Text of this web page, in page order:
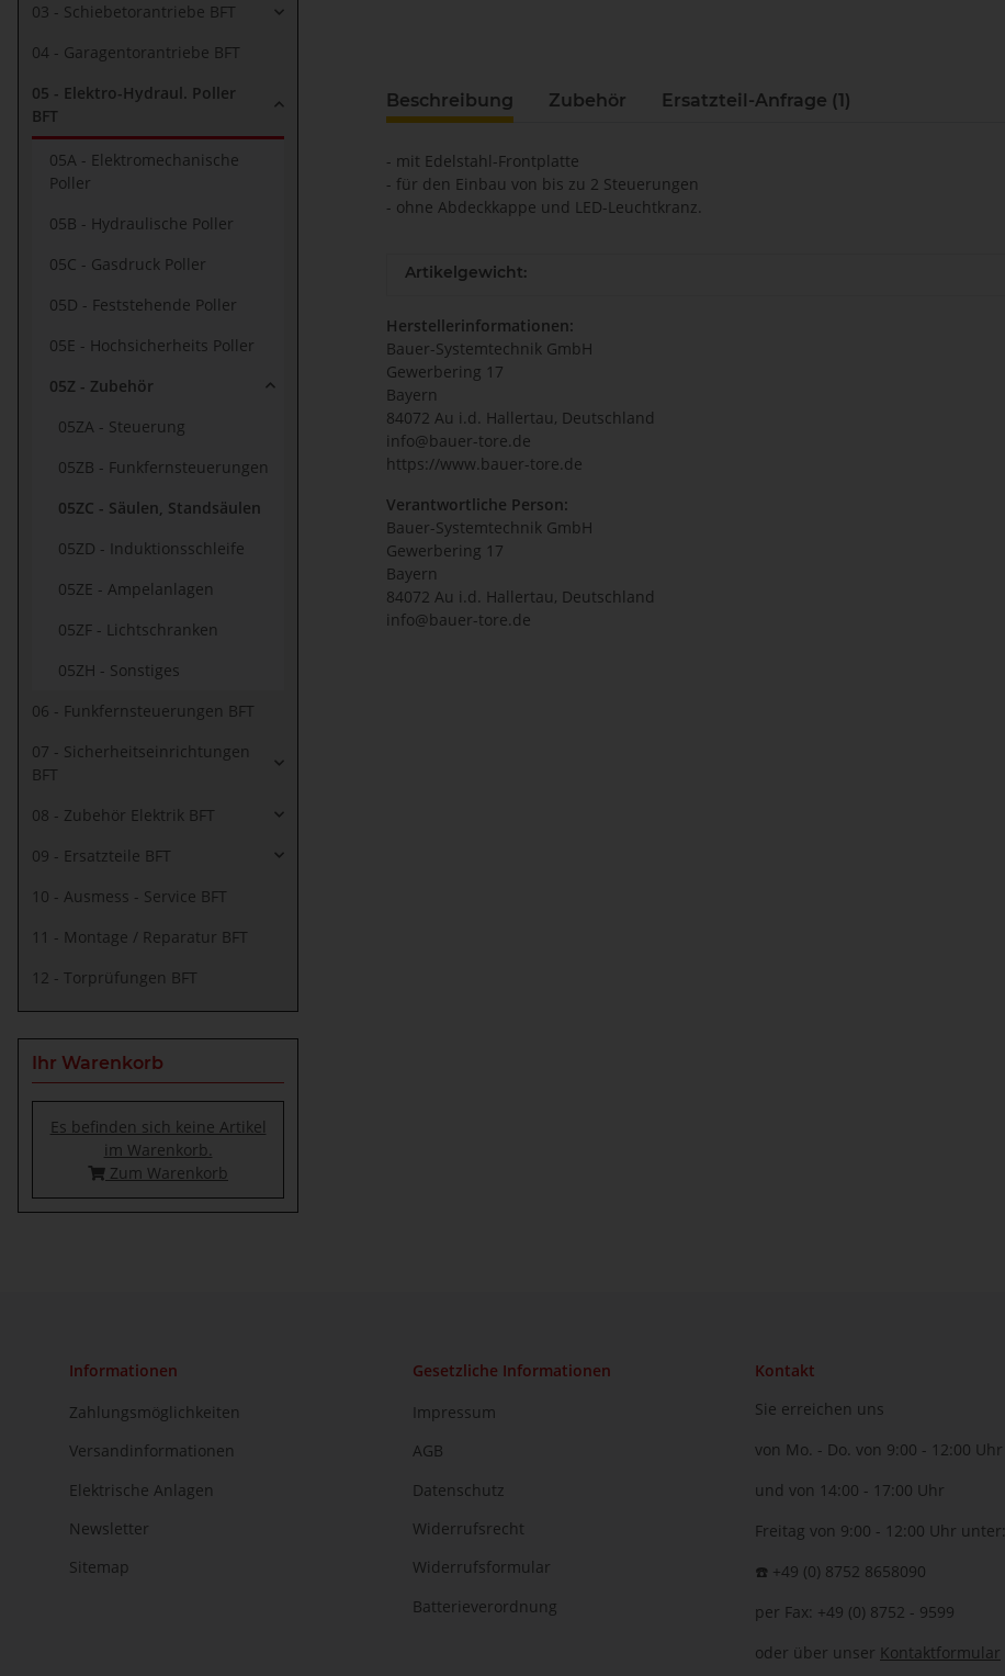
Beschreibung Zubehör Ersatzteil-Anfrage (1)
- mit Edelstahl-Frontplatte
- für den Einbau von bis zu 2 Steuerungen
- ohne Abdeckkappe und LED-Leuchtkranz.
Artikelgewicht:
Herstellerinformationen:
Bauer-Systemtechnik GmbH
Gewerbering 17
Bayern
84072 Au i.d. Hallertau, Deutschland
info@bauer-tore.de
https://www.bauer-tore.de
Verantwortliche Person:
Bauer-Systemtechnik GmbH
Gewerbering 17
Bayern
84072 Au i.d. Hallertau, Deutschland
info@bauer-tore.de
03 - Schiebetorantriebe BFT
04 - Garagentorantriebe BFT
05 - Elektro-Hydraul. Poller
BFT
05A - Elektromechanische
Poller
05B - Hydraulische Poller
05C - Gasdruck Poller
05D - Feststehende Poller
05E - Hochsicherheits Poller
05Z - Zubehör
05ZA - Steuerung
05ZB - Funkfernsteuerungen
05ZC - Säulen, Standsäulen
05ZD - Induktionsschleife
05ZE - Ampelanlagen
05ZF - Lichtschranken
05ZH - Sonstiges
06 - Funkfernsteuerungen BFT
07 - Sicherheitseinrichtungen
BFT
08 - Zubehör Elektrik BFT
09 - Ersatzteile BFT
10 - Ausmess - Service BFT
11 - Montage / Reparatur BFT
12 - Torprüfungen BFT
Ihr Warenkorb
Es befinden sich keine Artikel
im Warenkorb.
Zum Warenkorb
Informationen
Zahlungsmöglichkeiten
Versandinformationen
Elektrische Anlagen
Newsletter
Sitemap
Gesetzliche Informationen
Impressum
AGB
Datenschutz
Widerrufsrecht
Widerrufsformular
Batterieverordnung
Kontakt
Sie erreichen uns
von Mo. - Do. von 9:00 - 12:00 Uhr
und von 14:00 - 17:00 Uhr
Freitag von 9:00 - 12:00 Uhr unter:
☎️ +49 (0) 8752 8658090
per Fax: +49 (0) 8752 - 9599
oder über unser Kontaktformular